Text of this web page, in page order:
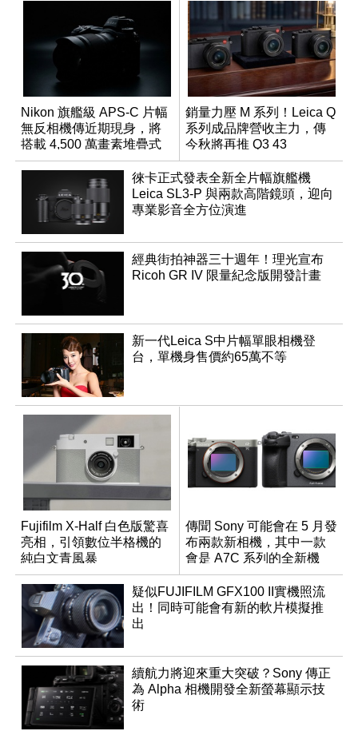
Nikon 旗艦級 APS-C 片幅
無反相機傳近期現身，將
搭載 4,500 萬畫素堆疊式
感光元件？
銷量力壓 M 系列！Leica Q
系列成品牌營收主力，傳
今秋將再推 Q3 43
Monochrom
徠卡正式發表全新全片幅旗艦機
Leica SL3-P 與兩款高階鏡頭，迎向
專業影音全方位演進
經典街拍神器三十週年！理光宣布
Ricoh GR IV 限量紀念版開發計畫
新一代Leica S中片幅單眼相機登
台，單機身售價約65萬不等
Fujifilm X-Half 白色版驚喜
亮相，引領數位半格機的
純白文青風暴
傳聞 Sony 可能會在 5 月發
布兩款新相機，其中一款
會是 A7C 系列的全新機
種？
疑似FUJIFILM GFX100 II實機照流
出！同時可能會有新的軟片模擬推
出
續航力將迎來重大突破？Sony 傳正
為 Alpha 相機開發全新螢幕顯示技
術